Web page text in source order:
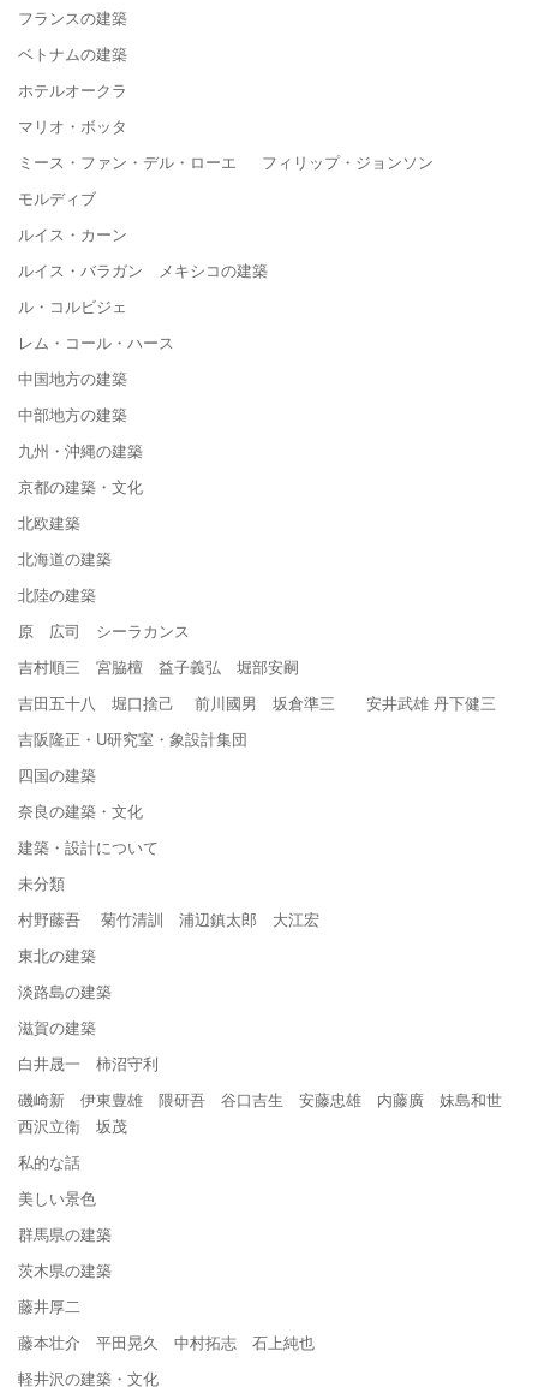
フランスの建築
ベトナムの建築
ホテルオークラ
マリオ・ボッタ
ミース・ファン・デル・ローエ フィリップ・ジョンソン
モルディブ
ルイス・カーン
ルイス・バラガン メキシコの建築
ル・コルビジェ
レム・コール・ハース
中国地方の建築
中部地方の建築
九州・沖縄の建築
京都の建築・文化
北欧建築
北海道の建築
北陸の建築
原 広司 シーラカンス
吉村順三 宮脇檀 益子義弘 堀部安嗣
吉田五十八 堀口捨己 前川國男 坂倉準三 安井武雄 丹下健三
吉阪隆正・U研究室・象設計集団
四国の建築
奈良の建築・文化
建築・設計について
未分類
村野藤吾 菊竹清訓 浦辺鎮太郎 大江宏
東北の建築
淡路島の建築
滋賀の建築
白井晟一 柿沼守利
磯崎新 伊東豊雄 隈研吾 谷口吉生 安藤忠雄 内藤廣 妹島和世
西沢立衛 坂茂
私的な話
美しい景色
群馬県の建築
茨木県の建築
藤井厚二
藤本壮介 平田晃久 中村拓志 石上純也
軽井沢の建築・文化